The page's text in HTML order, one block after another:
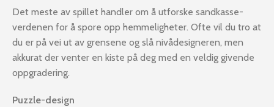
Det meste av spillet handler om å utforske sandkasse-
verdenen for å spore opp hemmeligheter. Ofte vil du tro at
du er på vei ut av grensene og slå nivådesigneren, men
akkurat der venter en kiste på deg med en veldig givende
oppgradering.
Puzzle-design